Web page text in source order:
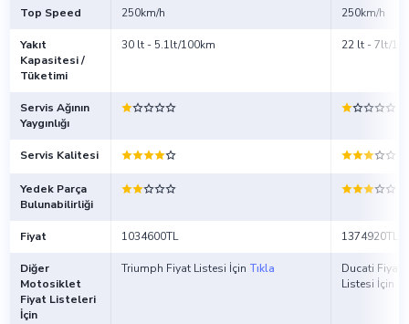
Top Speed 250km/h 250km/h
Yakıt
Kapasitesi /
Tüketimi
30 lt - 5.1lt/100km 22 lt - 7lt/
Servis Ağının
Yaygınlığı
Servis Kalitesi
Yedek Parça
Bulunabilirliği
Fiyat 1034600TL 1374920TL
Diğer
Motosiklet
Fiyat Listeleri
İçin
Triumph Fiyat Listesi İçin Tıkla
Ducati Fiyat
Listesi İçin